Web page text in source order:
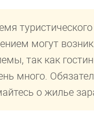
могут
так как
много.
о жилье